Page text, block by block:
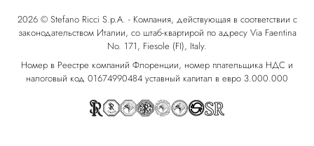
2026 © Stefano Ricci S.p.A. - Компания, действующая в соответствии с
законодательством Италии, со штаб-квартирой по адресу Via Faentina
No. 171, Fiesole (FI), Italy.
Номер в Реестре компаний Флоренции, номер плательщика НДС и
налоговый код 01674990484 уставный капитал в евро 3.000.000